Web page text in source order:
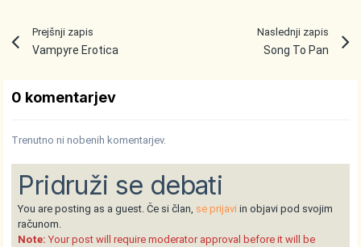
Prejšnji zapis
Vampyre Erotica
Naslednji zapis
Song To Pan
0 komentarjev
Trenutno ni nobenih komentarjev.
Pridruži se debati
You are posting as a guest. Če si član, se prijavi in objavi pod svojim
računom.
Note: Your post will require moderator approval before it will be